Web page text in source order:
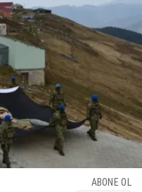
Facebook
Instagram
Youtube
ABONE OL